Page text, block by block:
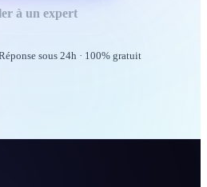
à un expert
sous 24h · 100% gratuit